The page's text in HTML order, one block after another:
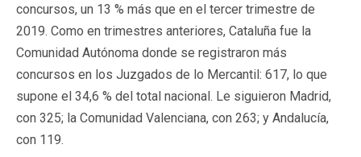
concursos, un 13 % más que en el tercer trimestre de
2019. Como en trimestres anteriores, Cataluña fue la
Comunidad Autónoma donde se registraron más
concursos en los Juzgados de lo Mercantil: 617, lo que
supone el 34,6 % del total nacional. Le siguieron Madrid,
con 325; la Comunidad Valenciana, con 263; y Andalucía,
con 119.